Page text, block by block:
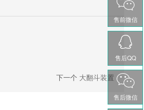
下一个 大翻斗装置
售前微信
售后QQ
售后微信